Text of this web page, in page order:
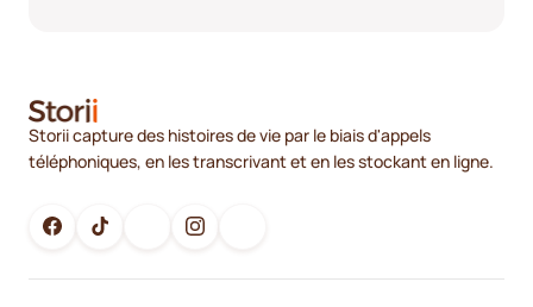
Storii capture des histoires de vie par le biais d'appels
téléphoniques, en les transcrivant et en les stockant en ligne.